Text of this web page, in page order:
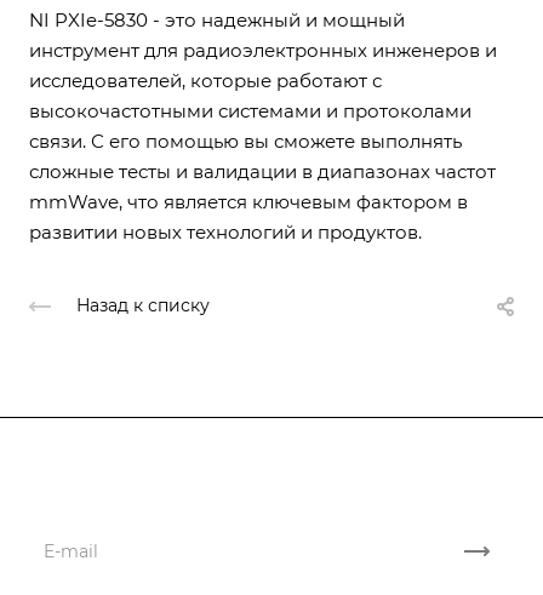
NI PXIe-5830 - это надежный и мощный
инструмент для радиоэлектронных инженеров и
исследователей, которые работают с
высокочастотными системами и протоколами
связи. С его помощью вы сможете выполнять
сложные тесты и валидации в диапазонах частот
mmWave, что является ключевым фактором в
развитии новых технологий и продуктов.
Назад к списку